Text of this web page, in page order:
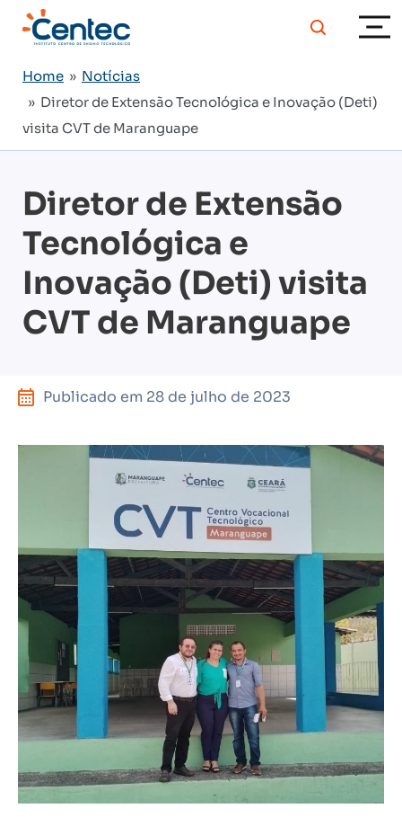
Home » Notícias
» Diretor de Extensão Tecnológica e Inovação (Deti)
visita CVT de Maranguape
Diretor de Extensão
Tecnológica e
Inovação (Deti) visita
CVT de Maranguape
Publicado em 28 de julho de 2023